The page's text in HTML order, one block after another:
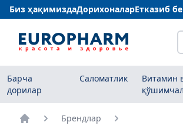
Биз ҳақимиздаДорихоналарЕтказиб
Барча
дорилар
Саломатлик
Витамин
Брендлар